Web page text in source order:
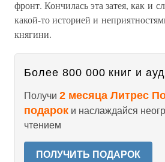
фронт. Кончилась эта затея, как и
какой-то историей и
княгини.
Более 800 000 книг и
Получи 2 месяца Литрес
подарок и наслаждайся
чтением
ПОЛУЧИТЬ ПОДАРОК